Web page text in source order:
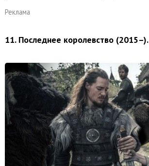
Реклама
11. Последнее королевство (2015–).